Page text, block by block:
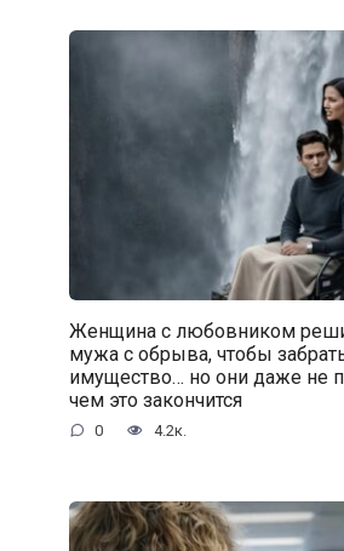
Женщина с любовником
мужа с обрыва, чтобы
имущество… но они даже не
чем это закончится
0 4.2к.